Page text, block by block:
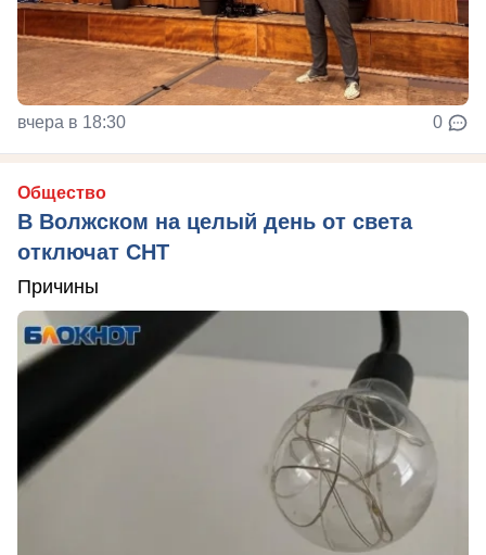
вчера в 18:30 0
Общество
В Волжском на целый день от света
отключат СНТ
Причины